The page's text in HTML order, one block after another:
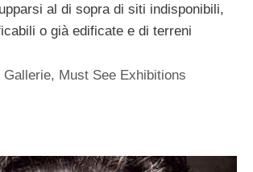
al di sopra di siti indisponibili,
o già edificate e di terreni
Gallerie, Must See Exhibitions